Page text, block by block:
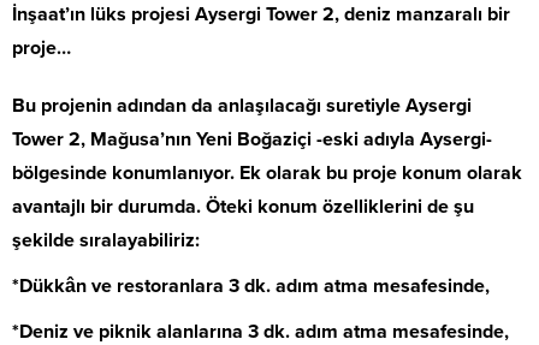
İnşaat’ın lüks projesi Aysergi Tower 2, deniz manzaralı bir
proje…
Bu projenin adından da anlaşılacağı suretiyle Aysergi
Tower 2, Mağusa’nın Yeni Boğaziçi -eski adıyla Aysergi-
bölgesinde konumlanıyor. Ek olarak bu proje konum olarak
avantajlı bir durumda. Öteki konum özelliklerini de şu
şekilde sıralayabiliriz:
*Dükkân ve restoranlara 3 dk. adım atma mesafesinde,
*Deniz ve piknik alanlarına 3 dk. adım atma mesafesinde,